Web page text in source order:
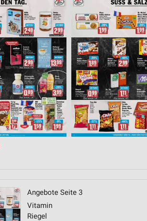
Angebote Seite 3
Vitamin
Riegel